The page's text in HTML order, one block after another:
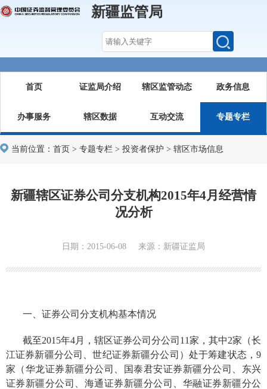
新疆监管局
首页 证监局介绍 辖区监管动态 政务信息
办事服务 辖区数据 互动交流 专题专栏
当前位置： 首页 > 专题专栏 > 投资者保护 > 辖区市场信息
新疆辖区证券公司分支机构2015年4月经营情
况分析
日期：2015-06-08 来源：新疆证监局
一、证券公司分支机构基本情况
截至2015年4月，辖区证券公司分公司11家，其中2家（长
江证券新疆分公司、世纪证券新疆分公司）处于筹建状态，9
家（华龙证券新疆分公司、国泰君安证券新疆分公司、东兴
证券新疆分公司、海通证券新疆分公司、华融证券新疆分公